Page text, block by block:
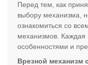
Перед тем, как
выбору механизма,
ознакомиться со
механизмов.
особенностями и
Врезной механизм